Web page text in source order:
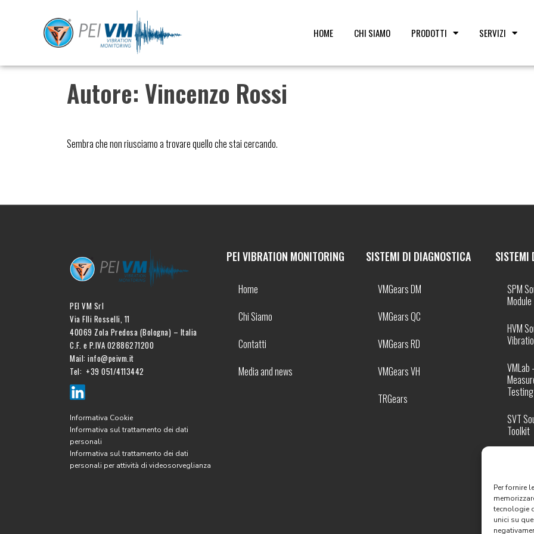
Per fornire
tecnologie
unici su
contenuto
HOME CHI SIAMO PRODOTTI SERVIZI
Autore: Vincenzo Rossi
Sembra che non riusciamo a trovare quello che stai cercando.
PEI VM Srl
Via Flli Rosselli, 11
40069 Zola Predosa (Bologna) – Italia
C.F. e P.IVA 02886271200
Mail: info@peivm.it
Tel: +39 051/4113442
Informativa Cookie
Informativa sul trattamento dei dati
personali
Informativa sul trattamento dei dati
personali per attività di videosorveglianza
PEI VIBRATION MONITORING
Home
Chi Siamo
Contatti
Media and news
SISTEMI DI DIAGNOSTICA
VMGears DM
VMGears QC
VMGears RD
VMGears VH
TRGears
SISTEMI
SPM
Module
HVM
VMLab
Testing
SVT
Toolkit
TTB –
Test